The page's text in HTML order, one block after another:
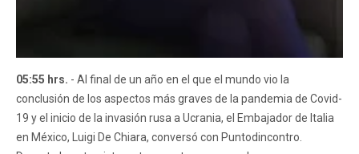
05:55 hrs. - Al final de un año en el que el mundo vio la
conclusión de los aspectos más graves de la pandemia de Covid-
19 y el inicio de la invasión rusa a Ucrania, el Embajador de Italia
en México, Luigi De Chiara, conversó con Puntodincontro.